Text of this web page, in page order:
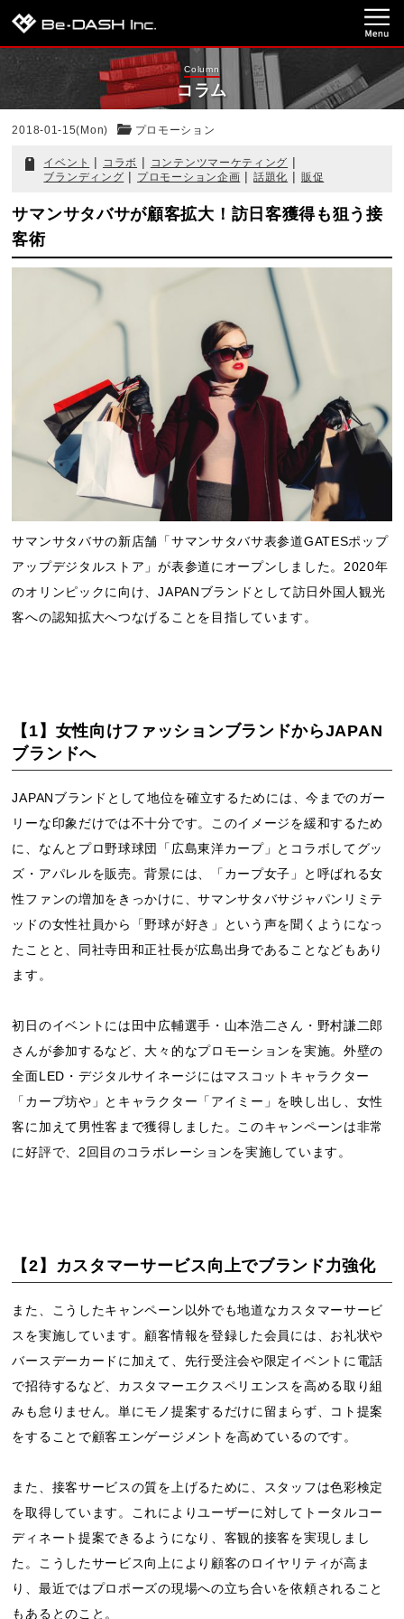
Column
コラム
2018-01-15(Mon) プロモーション
イベント | コラボ | コンテンツマーケティング |
ブランディング | プロモーション企画 | 話題化 | 販促
サマンサタバサが顧客拡大！訪日客獲得も狙う接
客術
サマンサタバサの新店舗「サマンサタバサ表参道GATESポップ
アップデジタルストア」が表参道にオープンしました。2020年
のオリンピックに向け、JAPANブランドとして訪日外国人観光
客への認知拡大へつなげることを目指しています。
【1】女性向けファッションブランドからJAPAN
ブランドへ
JAPANブランドとして地位を確立するためには、今までのガー
リーな印象だけでは不十分です。このイメージを緩和するため
に、なんとプロ野球球団「広島東洋カープ」とコラボしてグッ
ズ・アパレルを販売。背景には、「カープ女子」と呼ばれる女
性ファンの増加をきっかけに、サマンサタバサジャパンリミテ
ッドの女性社員から「野球が好き」という声を聞くようになっ
たことと、同社寺田和正社長が広島出身であることなどもあり
ます。
初日のイベントには田中広輔選手・山本浩二さん・野村謙二郎
さんが参加するなど、大々的なプロモーションを実施。外壁の
全面LED・デジタルサイネージにはマスコットキャラクター
「カープ坊や」とキャラクター「アイミー」を映し出し、女性
客に加えて男性客まで獲得しました。このキャンペーンは非常
に好評で、2回目のコラボレーションを実施しています。
【2】カスタマーサービス向上でブランド力強化
また、こうしたキャンペーン以外でも地道なカスタマーサービ
スを実施しています。顧客情報を登録した会員には、お礼状や
バースデーカードに加えて、先行受注会や限定イベントに電話
で招待するなど、カスタマーエクスペリエンスを高める取り組
みも怠りません。単にモノ提案するだけに留まらず、コト提案
をすることで顧客エンゲージメントを高めているのです。
また、接客サービスの質を上げるために、スタッフは色彩検定
を取得しています。これによりユーザーに対してトータルコー
ディネート提案できるようになり、客観的接客を実現しまし
た。こうしたサービス向上により顧客のロイヤリティが高ま
り、最近ではプロポーズの現場への立ち合いを依頼されること
もあるとのこと。